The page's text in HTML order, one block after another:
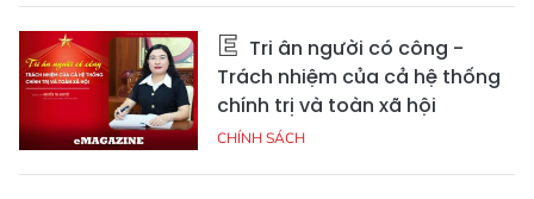
Tri ân người có công -
Trách nhiệm của cả hệ thống
chính trị và toàn xã hội
CHÍNH SÁCH